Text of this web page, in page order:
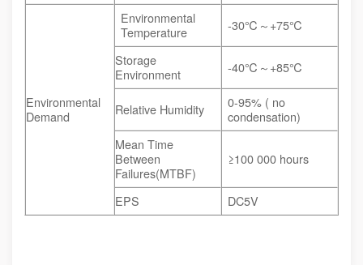
Environmental
Demand
Environmental
Temperature
-30℃ ～+75℃
Storage
Environment
-40℃ ～+85℃
Relative Humidity
0-95% ( no
condensation)
Mean Time
Between
Failures(MTBF)
≥100 000 hours
EPS DC5V